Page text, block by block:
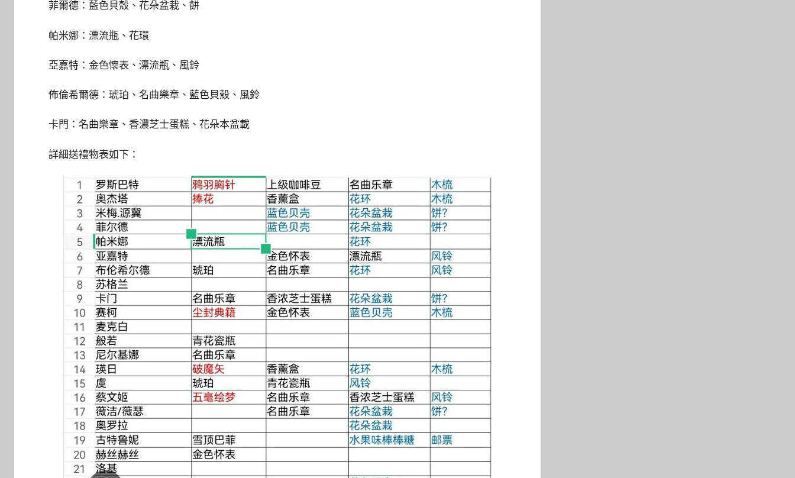
菲爾德：藍色貝殼、花朵盆栽、餅
帕米娜：漂流瓶、花環
亞嘉特：金色懷表、漂流瓶、風鈴
佈倫希爾德：琥珀、名曲樂章、藍色貝殼、風鈴
卡門：名曲樂章、香濃芝士蛋糕、花朵本盆載
詳細送禮物表如下：